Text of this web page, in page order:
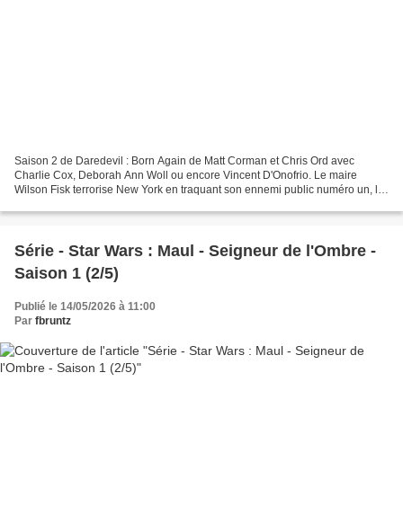
Saison 2 de Daredevil : Born Again de Matt Corman et Chris Ord avec
Charlie Cox, Deborah Ann Woll ou encore Vincent D'Onofrio. Le maire
Wilson Fisk terrorise New York en traquant son ennemi public numéro un, le
Série - Star Wars : Maul - Seigneur de l'Ombre -
Saison 1 (2/5)
Publié le 14/05/2026 à 11:00
Par fbruntz